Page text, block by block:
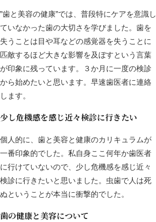
”歯と美容の健康”では、普段特にケアを意識し
ていなかった歯の大切さを学びました。歯を
失うことは目や耳などの感覚器を失うことに
匹敵するほど大きな影響を及ぼすという言葉
が印象に残っています。３か月に一度の検診
から始めたいと思います。早速歯医者に連絡
します。
少し危機感を感じ近々検診に行きたい
個人的に、歯と美容と健康のカリキュラムが
一番印象的でした。私自身ここ何年か歯医者
に行けていないので、少し危機感を感じ近々
検診に行きたいと思いました。虫歯で人は死
ぬということが本当に衝撃的でした。
歯の健康と美容について